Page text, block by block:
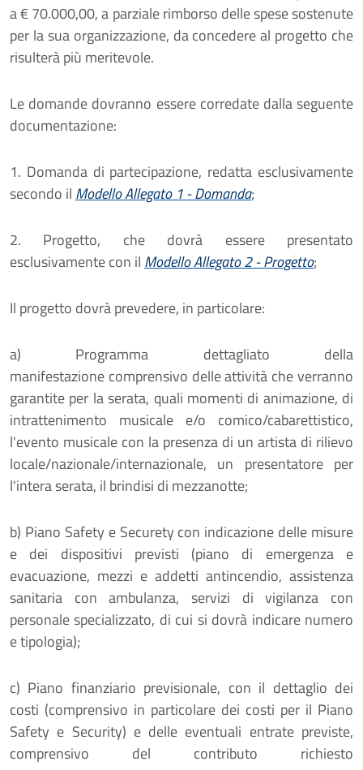
a € 70.000,00, a parziale rimborso delle spese sostenute
per la sua organizzazione, da concedere al progetto che
risulterà più meritevole.
Le domande dovranno essere corredate dalla seguente
documentazione:
1. Domanda di partecipazione, redatta esclusivamente
secondo il Modello Allegato 1 - Domanda;
2. Progetto, che dovrà essere presentato
esclusivamente con il Modello Allegato 2 - Progetto;
Il progetto dovrà prevedere, in particolare:
a) Programma dettagliato della
manifestazione comprensivo delle attività che verranno
garantite per la serata, quali momenti di animazione, di
intrattenimento musicale e/o comico/cabarettistico,
l'evento musicale con la presenza di un artista di rilievo
locale/nazionale/internazionale, un presentatore per
l'intera serata, il brindisi di mezzanotte;
b) Piano Safety e Securety con indicazione delle misure
e dei dispositivi previsti (piano di emergenza e
evacuazione, mezzi e addetti antincendio, assistenza
sanitaria con ambulanza, servizi di vigilanza con
personale specializzato, di cui si dovrà indicare numero
e tipologia);
c) Piano finanziario previsionale, con il dettaglio dei
costi (comprensivo in particolare dei costi per il Piano
Safety e Security) e delle eventuali entrate previste,
comprensivo del contributo richiesto